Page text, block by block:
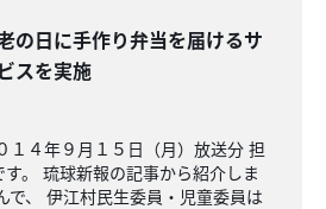
の日に手作り弁当を届けるサ
スを実施
年９月１５日（月）放送分 担
。 琉球新報の記事から紹介しま
で、 伊江村民生委員・児童委員は